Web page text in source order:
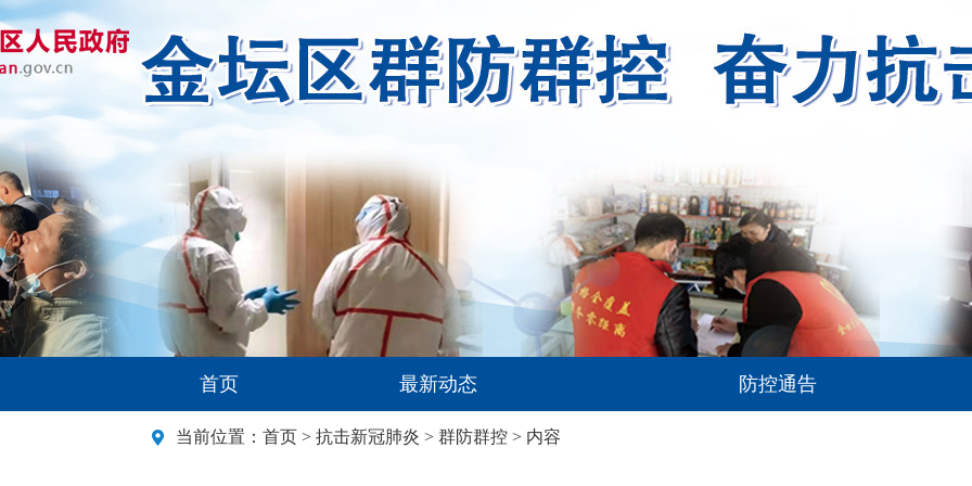
首页 最新动态 防控通告
当前位置： 首页 > 抗击新冠肺炎 > 群防群控 > 内容